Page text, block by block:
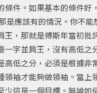
條件。如果基本的條件好
應該有的情況。你不能
王，那就是傅斯年當初批
一字並肩王，沒有高低之
高低之分，必須是根據非
領袖才能夠做領袖。當上
少這是一個目標。無論如